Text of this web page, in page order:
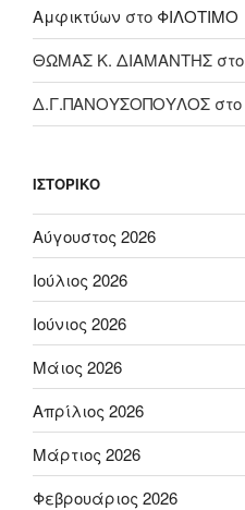
Αμφικτύων στο ΦΙΛΟΤΙΜΟ
ΘΩΜΑΣ Κ. ΔΙΑΜΑΝΤΗΣ στο
Δ.Γ.ΠΑΝΟΥΣΟΠΟΥΛΟΣ στο
ΙΣΤΟΡΙΚΌ
Αύγουστος 2026
Ιούλιος 2026
Ιούνιος 2026
Μάιος 2026
Απρίλιος 2026
Μάρτιος 2026
Φεβρουάριος 2026